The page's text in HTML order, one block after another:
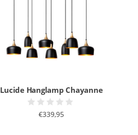
Lucide Hanglamp Chayanne
€339,95